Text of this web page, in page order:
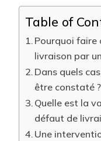
Table of
Pourquoi
livraison par
Dans quels
être constaté ?
Quelle est la
défaut de
Une